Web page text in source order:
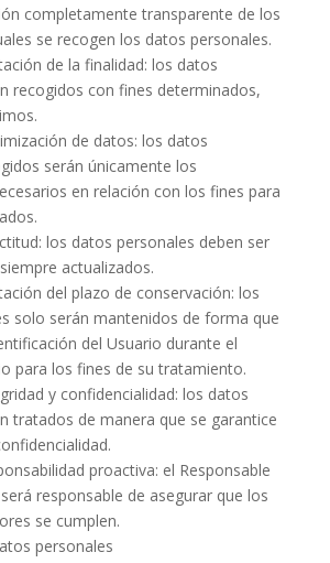
completamente transparente de los
se recogen los datos personales.
de la finalidad: los datos
recogidos con fines determinados,
de datos: los datos
serán únicamente los
en relación con los fines para
los datos personales deben ser
actualizados.
del plazo de conservación: los
solo serán mantenidos de forma que
del Usuario durante el
para los fines de su tratamiento.
y confidencialidad: los datos
tratados de manera que se garantice
proactiva: el Responsable
responsable de asegurar que los
se cumplen.
personales